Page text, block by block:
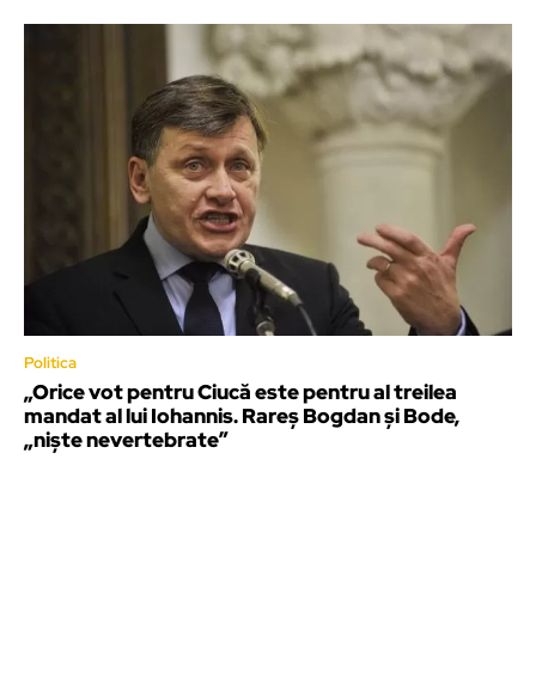
Politica
„Orice vot pentru Ciucă este pentru al treilea
mandat al lui Iohannis. Rareș Bogdan și Bode,
„niște nevertebrate”